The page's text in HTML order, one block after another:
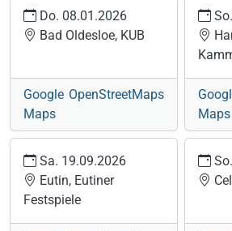
Do. 08.01.2026
Bad Oldesloe, KUB
Google
Maps
OpenStreetMaps
Maps
Sa. 19.09.2026
Eutin, Eutiner
Festspiele